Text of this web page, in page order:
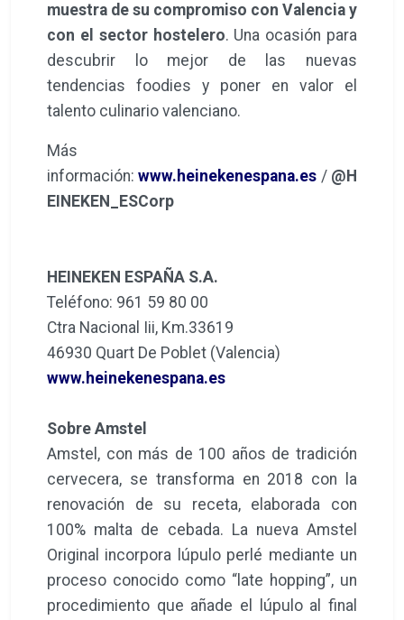
muestra de su compromiso con Valencia y
con el sector hostelero. Una ocasión para
descubrir lo mejor de las nuevas
tendencias foodies y poner en valor el
talento culinario valenciano.
Más
información:www.heinekenespana.es / @H
EINEKEN_ESCorp
HEINEKEN ESPAÑA S.A.
Teléfono: 961 59 80 00
Ctra Nacional Iii, Km.33619
46930 Quart De Poblet (Valencia)
www.heinekenespana.es
Sobre Amstel
Amstel, con más de 100 años de tradición
cervecera, se transforma en 2018 con la
renovación de su receta, elaborada con
100% malta de cebada. La nueva Amstel
Original incorpora lúpulo perlé mediante un
proceso conocido como “late hopping”, un
procedimiento que añade el lúpulo al final